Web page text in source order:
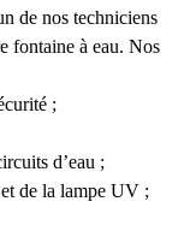
de nos techniciens
fontaine à eau. Nos
;
d’eau ;
de la lampe UV ;